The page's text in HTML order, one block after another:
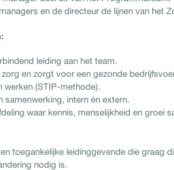
en de directeur de lijnen van het
leiding aan het team.
en zorgt voor een gezonde
(STIP-methode).
samenwerking, intern én extern.
waar kennis, menselijkheid en groei
toegankelijke leidinggevende die graag
nodig is.